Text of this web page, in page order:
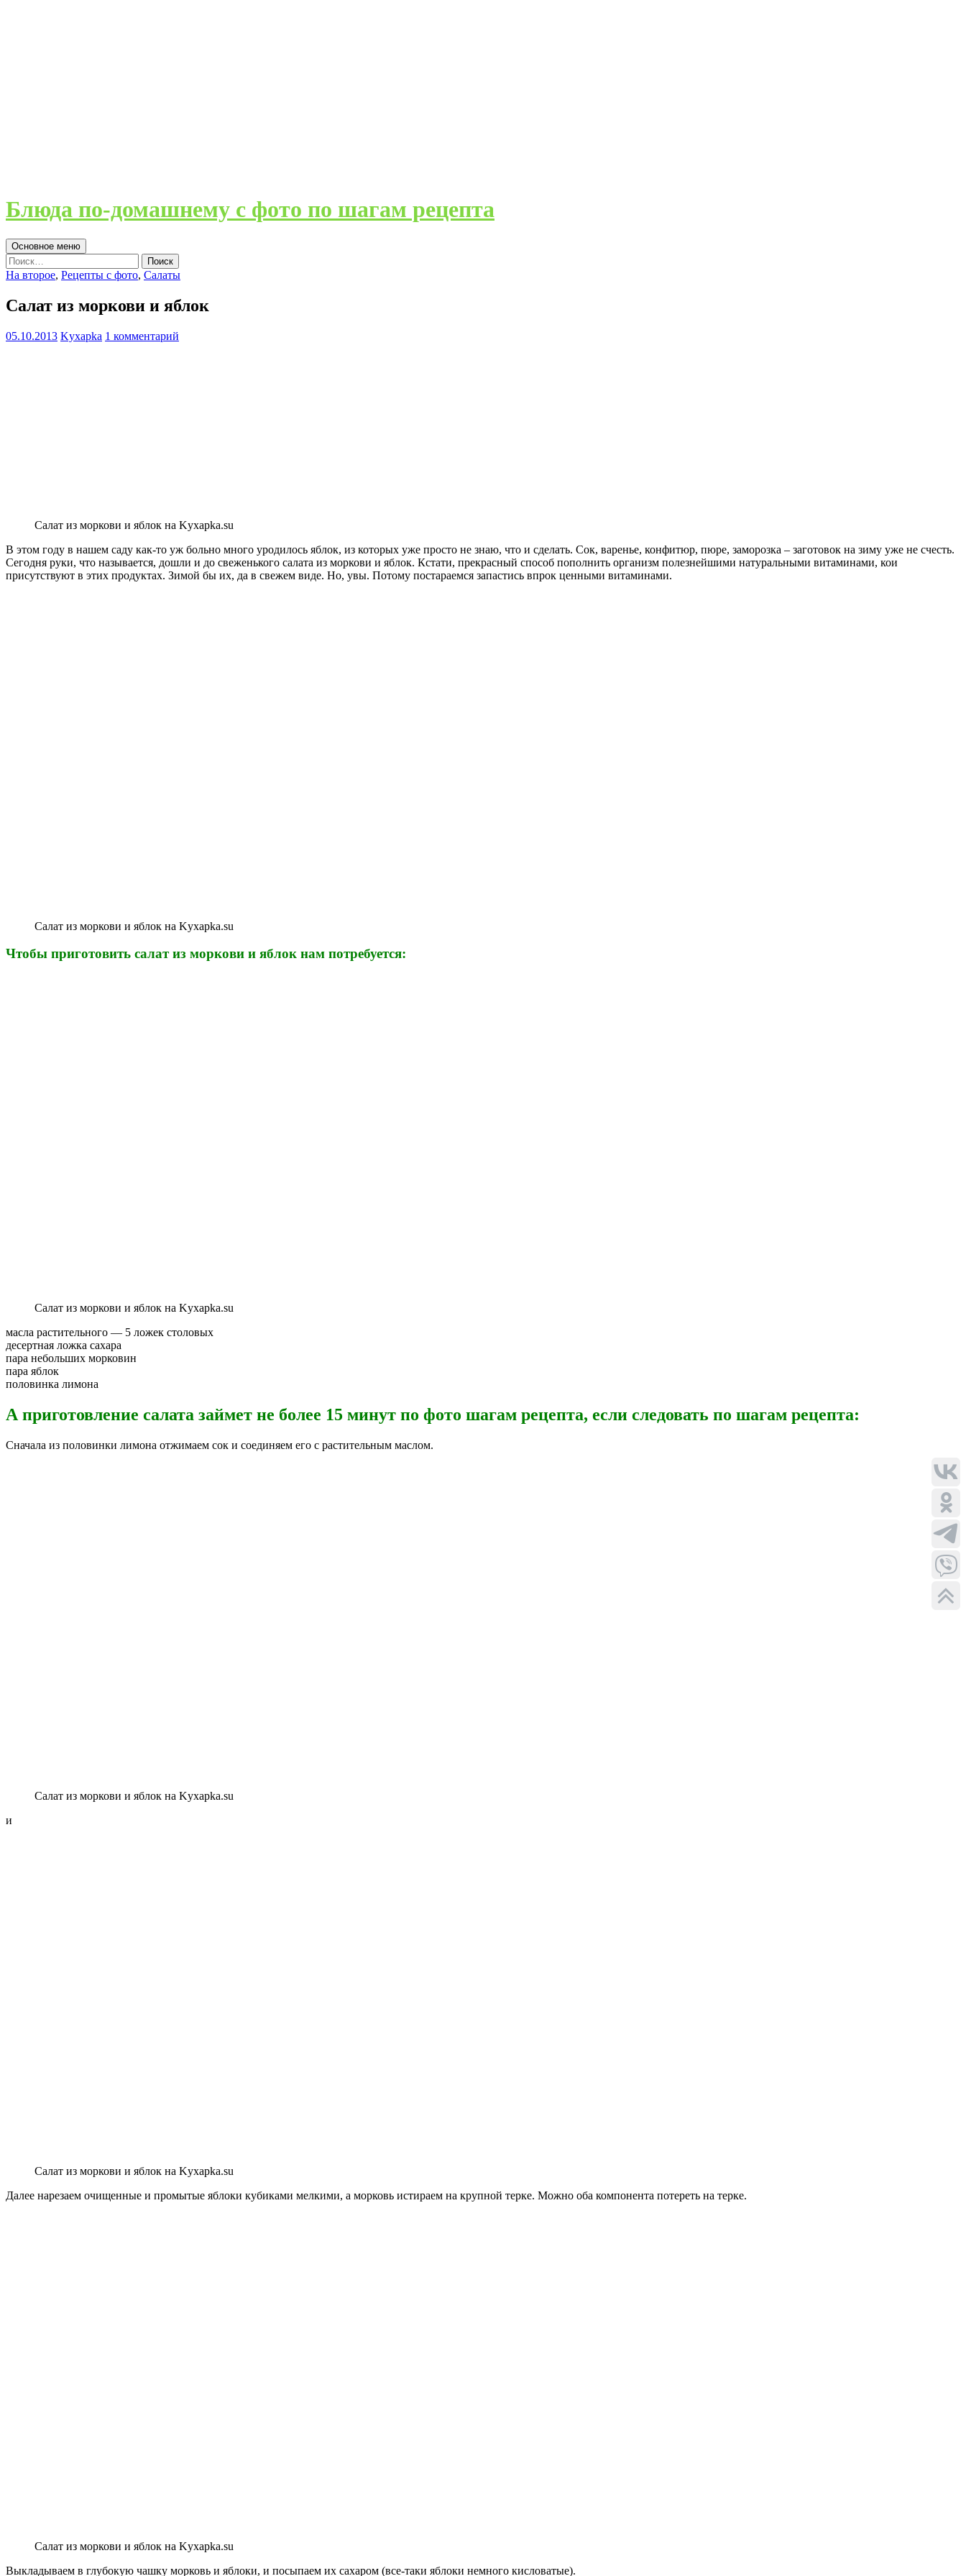
Блюда по-домашнему с фото по шагам рецепта
Поиск
Основное меню Перейти
к
содержимому
Найти:
На второе, Рецепты с фото, Салаты
Салат из моркови и яблок
05.10.2013 Kyxapka 1 комментарий
Салат из моркови и яблок на Kyxapka.su
В этом году в нашем саду как-то уж больно много уродилось яблок, из которых уже просто не знаю, что и сделать. Сок, варенье, конфитюр, пюре, заморозка – заготовок на зиму уже не счесть.
Сегодня руки, что называется, дошли и до свеженького салата из моркови и яблок. Кстати, прекрасный способ пополнить организм полезнейшими натуральными витаминами, кои
присутствуют в этих продуктах. Зимой бы их, да в свежем виде. Но, увы. Потому постараемся запастись впрок ценными витаминами.
Салат из моркови и яблок на Kyxapka.su
Чтобы приготовить салат из моркови и яблок нам потребуется:
Салат из моркови и яблок на Kyxapka.su
масла растительного — 5 ложек столовых
десертная ложка сахара
пара небольших морковин
пара яблок
половинка лимона
А приготовление салата займет не более 15 минут по фото шагам рецепта, если следовать по шагам рецепта:
Сначала из половинки лимона отжимаем сок и соединяем его с растительным маслом.
Салат из моркови и яблок на Kyxapka.su
и
Салат из моркови и яблок на Kyxapka.su
Далее нарезаем очищенные и промытые яблоки кубиками мелкими, а морковь истираем на крупной терке. Можно оба компонента потереть на терке.
Салат из моркови и яблок на Kyxapka.su
Выкладываем в глубокую чашку морковь и яблоки, и посыпаем их сахаром (все-таки яблоки немного кисловатые).